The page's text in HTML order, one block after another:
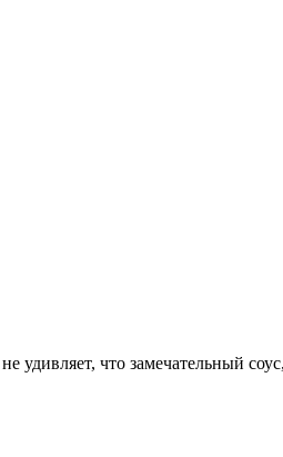
удивляет, что замечательный